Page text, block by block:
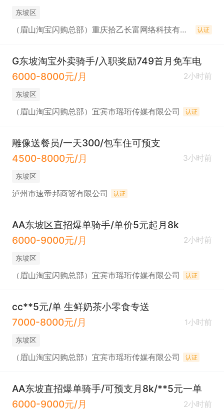
东坡区
（眉山淘宝闪购总部）重庆拾乙长富网络科技有限公司 认证
G东坡淘宝外卖骑手/入职奖励749首月免车电
6000-8000元/月
2小时前
东坡区
（眉山淘宝闪购总部）宜宾市瑶珩传媒有限公司 认证
雕像送餐员/一天300/包车住可预支
4500-8000元/月
3小时前
东坡区
泸州市速帝邦商贸有限公司 认证
AA东坡区直招爆单骑手/单价5元起月8k
6000-9000元/月
2小时前
东坡区
（眉山淘宝闪购总部）宜宾市瑶珩传媒有限公司 认证
cc**5元/单 生鲜奶茶小零食专送
7000-8000元/月
1小时前
东坡区
（眉山淘宝闪购总部）宜宾市瑶珩传媒有限公司 认证
AA东坡直招爆单骑手/可预支月8k/**5元一单
6000-9000元/月
2小时前